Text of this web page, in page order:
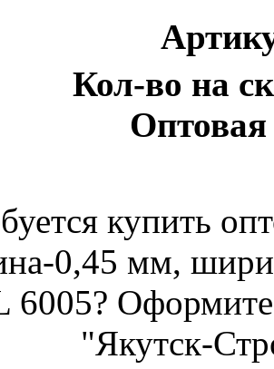
Кол-во на
купить
0,45 мм,
6005? Оформите
"Якутск-